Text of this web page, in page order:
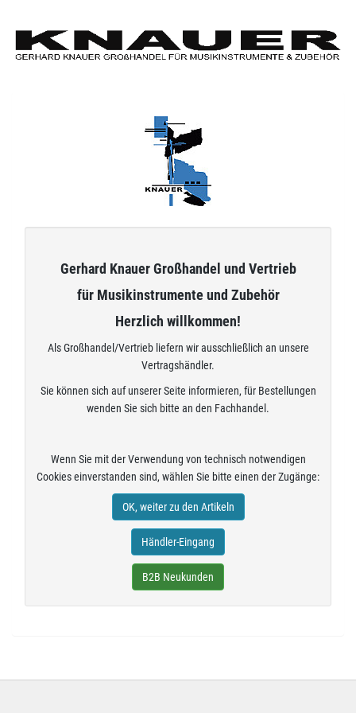
springen
Gerhard Knauer Großhandel und Vertrieb
für Musikinstrumente und Zubehör
Herzlich willkommen!
Als Großhandel/Vertrieb liefern wir ausschließlich an unsere
Vertragshändler.
Sie können sich auf unserer Seite informieren, für Bestellungen
wenden Sie sich bitte an den Fachhandel.
Wenn Sie mit der Verwendung von technisch notwendigen
Cookies einverstanden sind, wählen Sie bitte einen der Zugänge:
OK, weiter zu den Artikeln
Händler-Eingang
B2B Neukunden